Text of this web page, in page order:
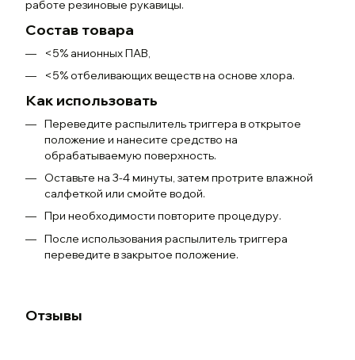
работе резиновые рукавицы.
Состав товара
<5% анионных ПАВ,
<5% отбеливающих веществ на основе хлора.
Как использовать
Переведите распылитель триггера в открытое
положение и нанесите средство на
обрабатываемую поверхность.
Оставьте на 3-4 минуты, затем протрите влажной
салфеткой или смойте водой.
При необходимости повторите процедуру.
После использования распылитель триггера
переведите в закрытое положение.
Отзывы